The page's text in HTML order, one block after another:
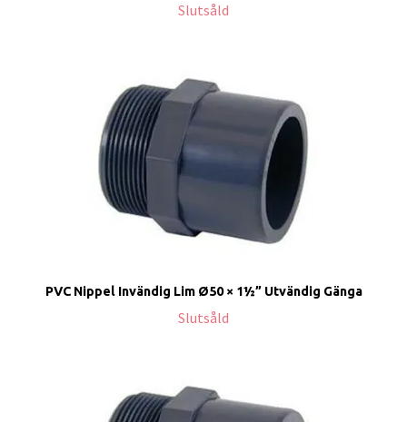
Slutsåld
PVC Nippel Invändig Lim Ø50 × 1½” Utvändig Gänga
Slutsåld